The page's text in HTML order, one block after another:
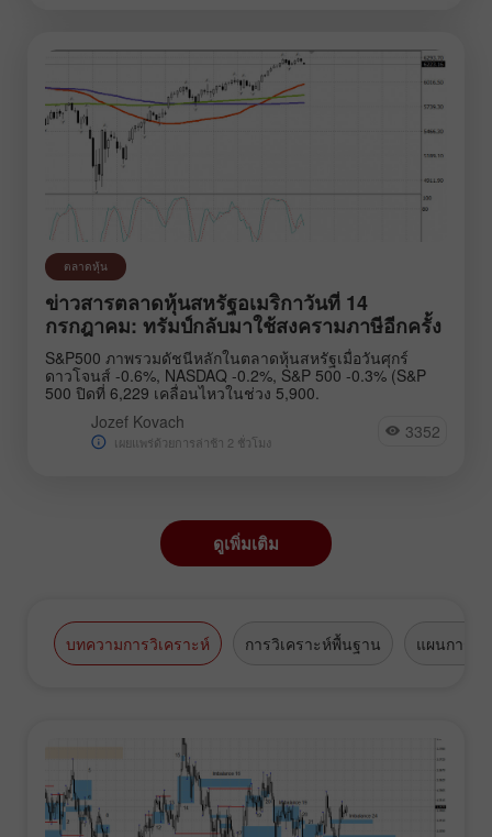
ตลาดหุ้น
ข่าวสารตลาดหุ้นสหรัฐอเมริกาวันที่ 14
กรกฎาคม: ทรัมป์กลับมาใช้สงครามภาษีอีกครั้ง
S&P500 ภาพรวมดัชนีหลักในตลาดหุ้นสหรัฐเมื่อวันศุกร์
ดาวโจนส์ -0.6%, NASDAQ -0.2%, S&P 500 -0.3% (S&P
500 ปิดที่ 6,229 เคลื่อนไหวในช่วง 5,900.
Jozef Kovach
เผยแพร่ด้วยการล่าช้า 2 ชั่วโมง 3352
ดูเพิ่มเติม
บทความการวิเคราะห์ การวิเคราะห์พื้นฐาน แผนการซื้